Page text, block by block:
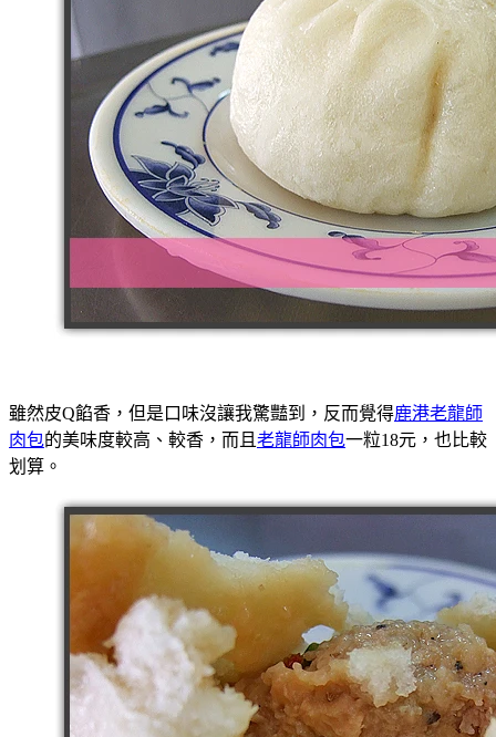
雖然皮Q餡香，但是口味沒讓我驚豔到，反而覺得鹿港老龍師
肉包的美味度較高、較香，而且 老龍師肉包一粒18元，也比較
划算。